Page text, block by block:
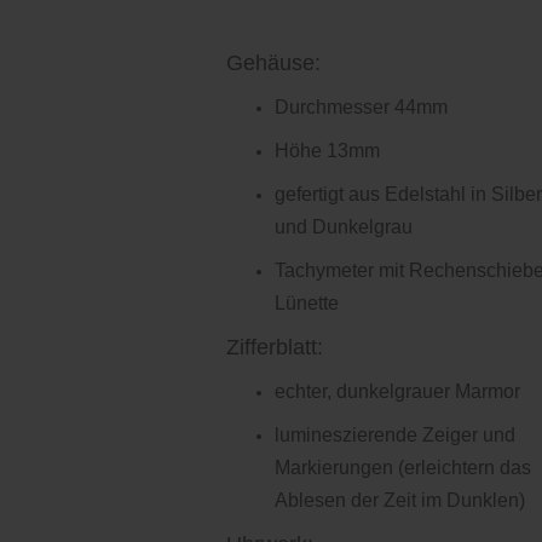
Gehäuse:
Durchmesser 44mm
Höhe 13mm
gefertigt aus Edelstahl in Silber
und Dunkelgrau
Tachymeter mit
Lünette
Zifferblatt:
echter, dunkelgrauer Marmor
lumineszierende Zeiger und
Markierungen (erleichtern das
Ablesen der Zeit im Dunklen)